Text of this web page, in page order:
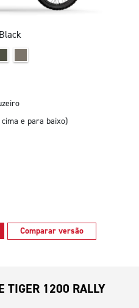
e para baixo)
Comparar versão
TIGER 1200 RALLY